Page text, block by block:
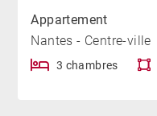
Appartement
Nantes - Centre-ville
3 chambres